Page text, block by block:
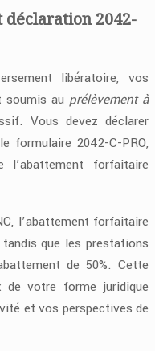
déclaration 2042-
libératoire, vos
soumis au prélèvement à
Vous devez déclarer
formulaire 2042-C-PRO,
l’abattement forfaitaire
l’abattement forfaitaire
que les prestations
de 50%. Cette
votre forme juridique
et vos perspectives de